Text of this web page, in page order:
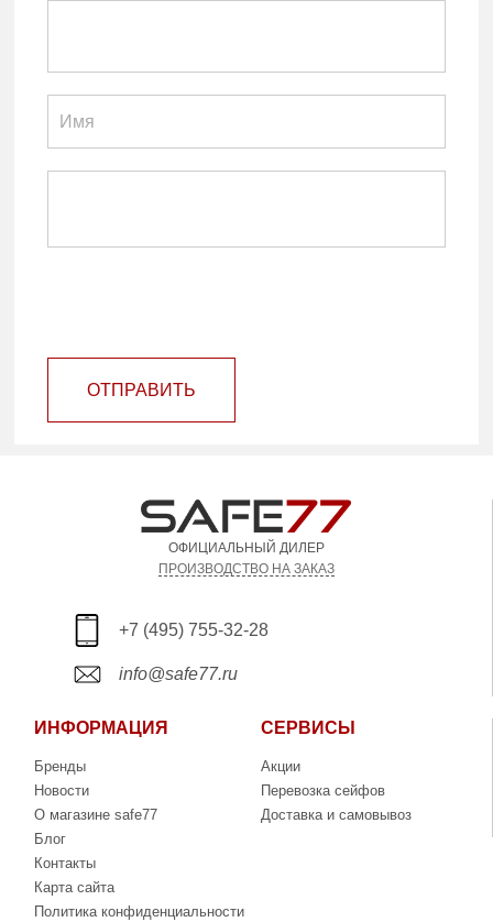
ОТПРАВИТЬ
ОФИЦИАЛЬНЫЙ ДИЛЕР
ПРОИЗВОДСТВО НА ЗАКАЗ
+7 (495) 755-32-28
info@safe77.ru
ИНФОРМАЦИЯ
Бренды
Новости
О магазине safe77
Блог
Контакты
Карта сайта
Политика конфиденциальности
СЕРВИСЫ
Акции
Перевозка сейфов
Доставка и самовывоз